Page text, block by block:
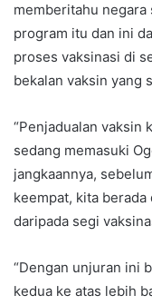
memberitahu negara
program itu dan ini
proses vaksinasi di
bekalan vaksin yang
“Penjadualan vaksin
sedang memasuki
jangkaannya,
keempat, kita berada
daripada segi
“Dengan unjuran ini
kedua ke atas lebih